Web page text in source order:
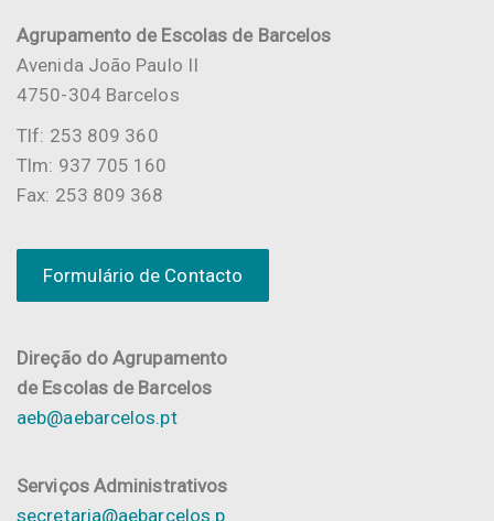
Agrupamento de Escolas de Barcelos
Avenida João Paulo II
4750-304 Barcelos
Tlf: 253 809 360
Tlm: 937 705 160
Fax: 253 809 368
Formulário de Contacto
Direção do Agrupamento
de Escolas de Barcelos
aeb@aebarcelos.pt
Serviços Administrativos
secretaria@aebarcelos.p